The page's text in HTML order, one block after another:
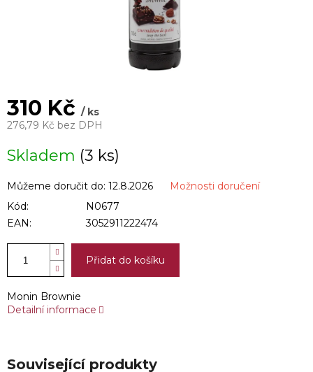
310 Kč/ ks
276,79 Kč bez DPH
cena:
Skladem (3 ks)
Můžeme doručit do: 12.8.2026
Možnosti doručení
Kód:
N0677
EAN:
3052911222474
Přidat do košíku
Monin Brownie
Detailní informace
Související produkty